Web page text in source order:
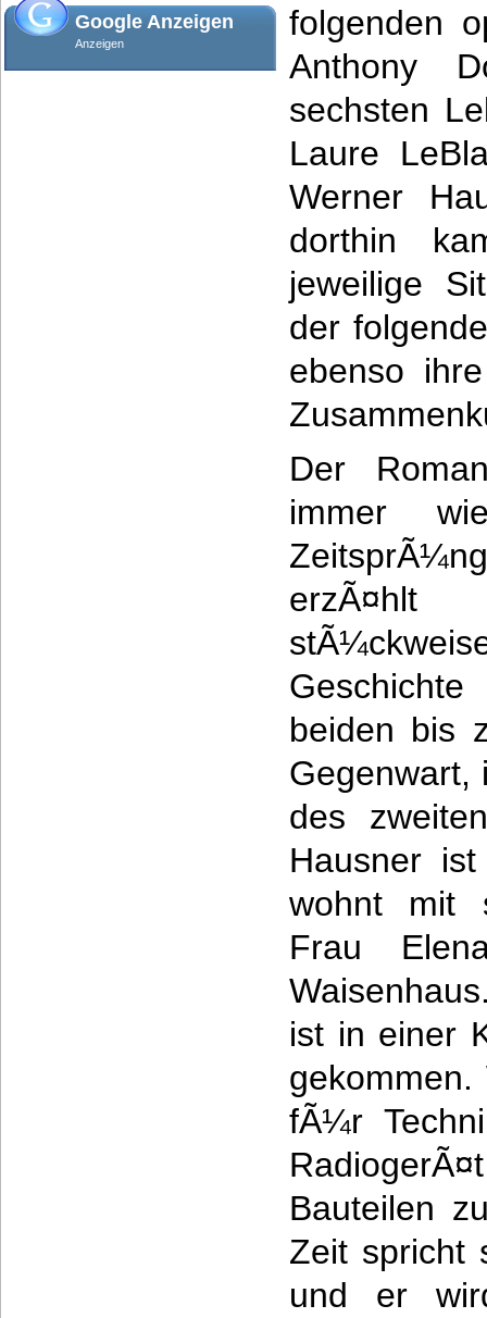
Google Anzeigen
Anzeigen
folgenden
Anthony
sechsten
Laure
Werner
dorthin
jeweilige
der
ebenso
Der
immer
beiden bis
Gegenwart,
des
Hausner
wohnt mit
Frau
ist in einer
fÃ¼r
Bauteilen
Zeit spricht
und er